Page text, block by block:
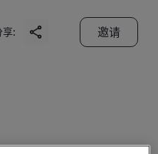
享: 邀请